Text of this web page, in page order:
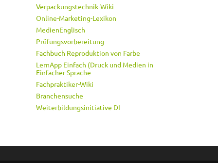
Verpackungstechnik-Wiki
Online-Marketing-Lexikon
MedienEnglisch
Prüfungsvorbereitung
Fachbuch Reproduktion von Farbe
LernApp Einfach (Druck und Medien in
Einfacher Sprache
Fachpraktiker-Wiki
Branchensuche
Weiterbildungsinitiative DI